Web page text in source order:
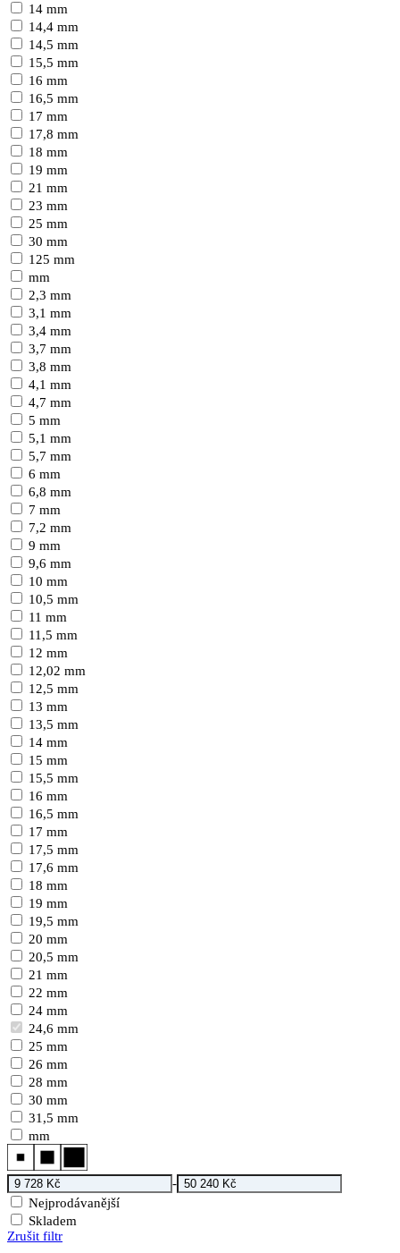
14 mm
14,4 mm
14,5 mm
15,5 mm
16 mm
16,5 mm
17 mm
17,8 mm
18 mm
19 mm
21 mm
23 mm
25 mm
30 mm
125 mm
mm
2,3 mm
3,1 mm
3,4 mm
3,7 mm
3,8 mm
4,1 mm
4,7 mm
5 mm
5,1 mm
5,7 mm
6 mm
6,8 mm
7 mm
7,2 mm
9 mm
9,6 mm
10 mm
10,5 mm
11 mm
11,5 mm
12 mm
12,02 mm
12,5 mm
13 mm
13,5 mm
14 mm
15 mm
15,5 mm
16 mm
16,5 mm
17 mm
17,5 mm
17,6 mm
18 mm
19 mm
19,5 mm
20 mm
20,5 mm
21 mm
22 mm
24 mm
24,6 mm
25 mm
26 mm
28 mm
30 mm
31,5 mm
mm
-
Nejprodávanější
Skladem
Zrušit filtr